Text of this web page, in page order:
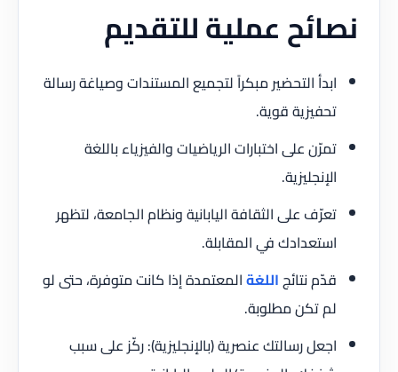
نصائح عملية للتقديم
ابدأ التحضير مبكراً لتجميع المستندات وصياغة رسالة
تحفيزية قوية.
تمرّن على اختبارات الرياضيات والفيزياء باللغة
الإنجليزية.
تعرّف على الثقافة اليابانية ونظام الجامعة، لتظهر
استعدادك في المقابلة.
قدّم نتائجاللغةالمعتمدة إذا كانت متوفرة، حتى لو
لم تكن مطلوبة.
اجعل رسالتك عنصرية (بالإنجليزية): ركّز على سبب